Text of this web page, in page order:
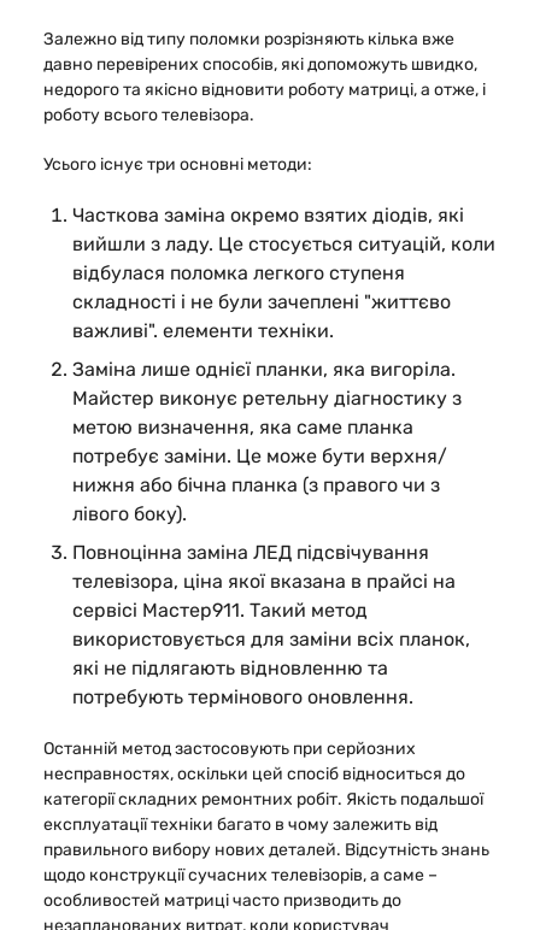
Залежно від типу поломки розрізняють кілька вже
давно перевірених способів, які допоможуть швидко,
недорого та якісно відновити роботу матриці, а отже, і
роботу всього телевізора.
Усього існує три основні методи:
Часткова заміна окремо взятих діодів, які
вийшли з ладу. Це стосується ситуацій, коли
відбулася поломка легкого ступеня
складності і не були зачеплені "життєво
важливі". елементи техніки.
Заміна лише однієї планки, яка вигоріла.
Майстер виконує ретельну діагностику з
метою визначення, яка саме планка
потребує заміни. Це може бути верхня/
нижня або бічна планка (з правого чи з
лівого боку).
Повноцінна заміна ЛЕД підсвічування
телевізора, ціна якої вказана в прайсі на
сервісі Мастер911. Такий метод
використовується для заміни всіх планок,
які не підлягають відновленню та
потребують термінового оновлення.
Останній метод застосовують при серйозних
несправностях, оскільки цей спосіб відноситься до
категорії складних ремонтних робіт. Якість подальшої
експлуатації техніки багато в чому залежить від
правильного вибору нових деталей. Відсутність знань
щодо конструкції сучасних телевізорів, а саме –
особливостей матриці часто призводить до
незапланованих витрат, коли користувач